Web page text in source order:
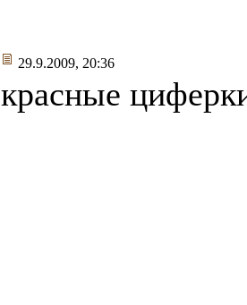
29.9.2009, 20:36
красные